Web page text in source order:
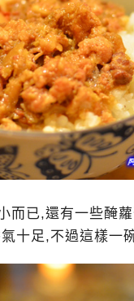
而已,還有一些醃
十足,不過這樣一